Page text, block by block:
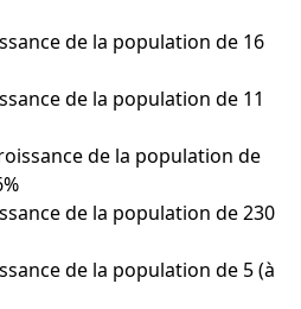
de la population de 16
de la population de 11
de la population de
de la population de 230
de la population de 5 (à